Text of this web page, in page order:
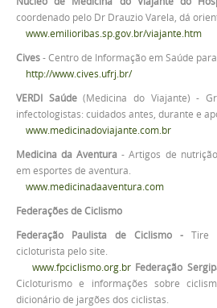
coordenado pelo Dr Drauzio Varela, dá
www.emilioribas.sp.gov.br/viajante.htm
Cives- Centro de Informação em Saúde para
http://www.cives.ufrj.br/
VERDI Saúde(Medicina do Viajante) -
infectologistas: cuidados antes, durante e
www.medicinadoviajante.com.br
Medicina da Aventura - Artigos de
em esportes de aventura.
www.medicinadaaventura.com
Federações de Ciclismo
Federação Paulista de Ciclismo - Tire
cicloturista pelo site.
www.fpciclismo.org.br Federação
Cicloturismo e informações sobre
dicionário de jargões dos ciclistas.